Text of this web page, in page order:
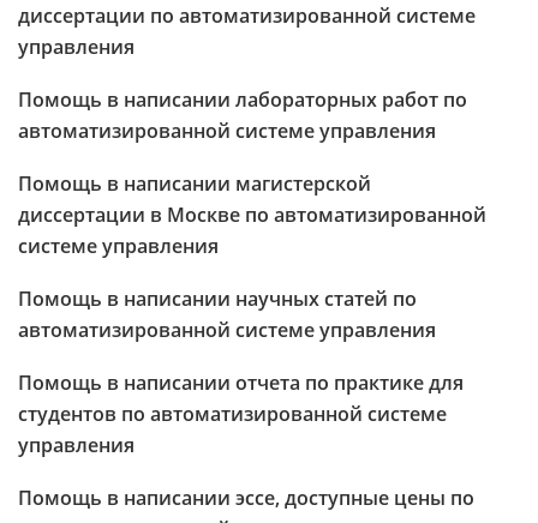
диссертации по автоматизированной системе
управления
Помощь в написании лабораторных работ по
автоматизированной системе управления
Помощь в написании магистерской
диссертации в Москве по автоматизированной
системе управления
Помощь в написании научных статей по
автоматизированной системе управления
Помощь в написании отчета по практике для
студентов по автоматизированной системе
управления
Помощь в написании эссе, доступные цены по